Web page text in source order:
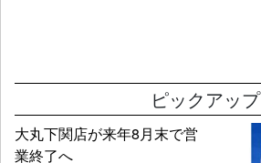
ピックアップ
大丸下関店が来年8月末で営
業終了へ